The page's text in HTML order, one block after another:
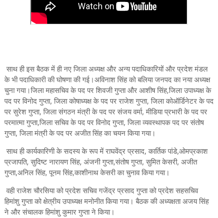
साथ ही इस बैठक में ही नए जिला अध्यक्ष और अन्य पदाधिकारियों और प्रदेश मंडल
के भी पदाधिकारी की घोषणा की गई।अविनाश सिंह को बलिया जनपद का नया अध्यक्ष
चुना गया।जिला महासचिव के पद पर शिवजी गुप्ता और आशीष सिंह,जिला उपाध्यक्ष के
पद पर विनोद गुप्ता, जिला कोषाध्यक्ष के पद पर राजेश गुप्ता, जिला कोऑर्डिनेटर के पद
पर सुरेश गुप्ता, जिला संगठन मंत्री के पद पर संजय वर्मा, मीडिया प्रभारी के पद पर
परमात्मा गुप्ता,जिला सचिव के पद पर विनोद गुप्ता, जिला व्यवस्थापक पद पर संतोष
गुप्ता, जिला मंत्री के पद पर अजीत सिंह का चयन किया गया।
साथ ही कार्यकारिणी के सदस्य के रूप में राघवेंद्र प्रसाद, कार्तिक पांडे,ओमप्रकाश
प्रजापति, सुदिष्ट नारायण सिंह, अंजनी गुप्ता,संतोष गुप्ता, सुमित केसरी, अजीत
गुप्ता,अनिल सिंह, पूनम सिंह,काशीनाथ केसरी का चुनाव किया गया।
वही राजेश चौरसिया को प्रदेश सचिव गजेंद्र प्रसाद गुप्ता को प्रदेश सहसचिव
हिमांशु गुप्ता को क्षेत्रीय उपाध्यक्ष मनोनीत किया गया। बैठक की अध्यक्षता अजय सिंह
ने और संचालक हिमांशु कुमार गुप्ता ने किया।